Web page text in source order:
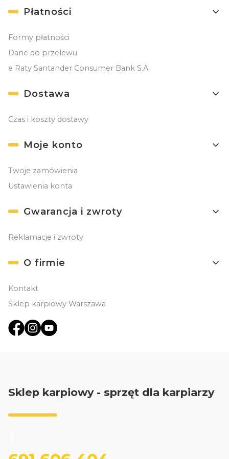
Płatności
Formy płatności
Dane do przelewu
e Raty Santander Consumer Bank S.A.
Dostawa
Czas i koszty dostawy
Moje konto
Twoje zamówienia
Ustawienia konta
Gwarancja i zwroty
Reklamacje i zwroty
O firmie
Kontakt
Sklep karpiowy Warszawa
Sklep karpiowy - sprzęt dla karpiarzy